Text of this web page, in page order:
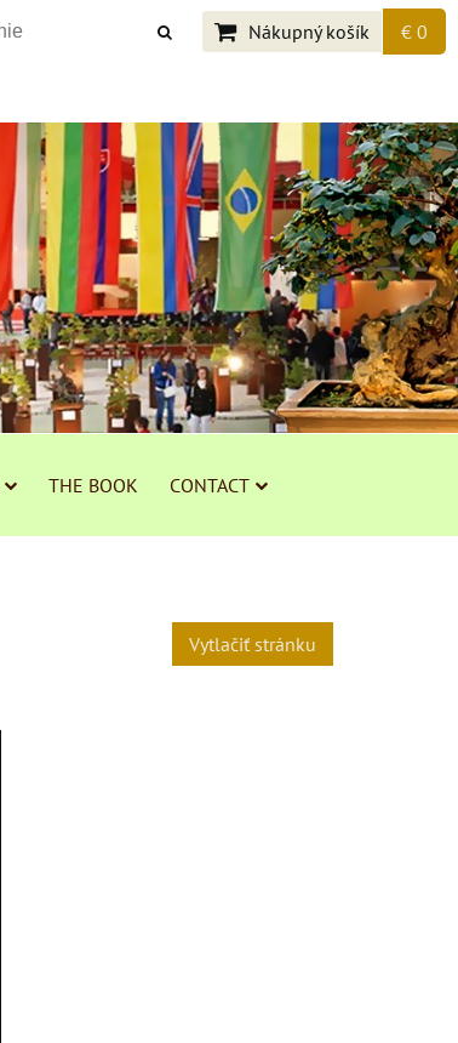
Nákupný košík € 0
THE BOOK CONTACT
Vytlačiť stránku